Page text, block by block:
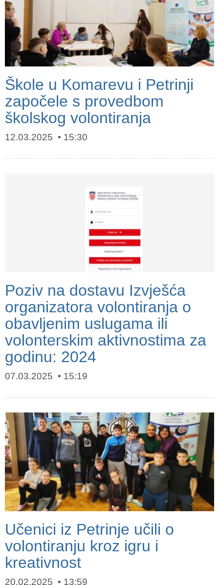
Škole u Komarevu i Petrinji
započele s provedbom
školskog volontiranja
12.03.2025 15:30
Poziv na dostavu Izvješća
organizatora volontiranja o
obavljenim uslugama ili
volonterskim aktivnostima za
godinu: 2024
07.03.2025 15:19
Učenici iz Petrinje učili o
volontiranju kroz igru i
kreativnost
20.02.2025 13:59